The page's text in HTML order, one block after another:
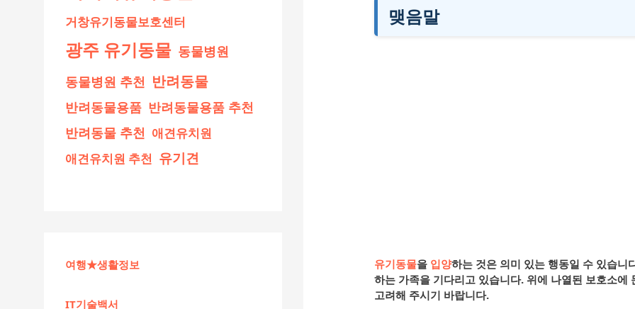
거창유기동물보호센터
광주 유기동물 동물병원
동물병원 추천 반려동물
반려동물용품 반려동물용품 추천
반려동물 추천 애견유치원
애견유치원 추천 유기견
여행★생활정보
IT기술백서
맺음말
유기동물을 입양하는 것은 의미 있는 행동일 수 있습니
하는 가족을 기다리고 있습니다. 위에 나열된 보호소
고려해 주시기 바랍니다.